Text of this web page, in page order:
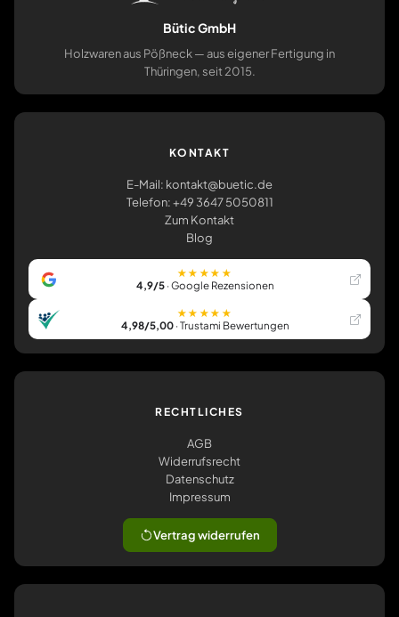
Bütic GmbH
Holzwaren aus Pößneck — aus eigener Fertigung in
Thüringen, seit 2015.
KONTAKT
E-Mail: kontakt@buetic.de
Telefon: +49 3647 5050811
Zum Kontakt
Blog
★★★★★
4,9/5· Google Rezensionen
★★★★★
4,98/5,00· Trustami Bewertungen
RECHTLICHES
AGB
Widerrufsrecht
Datenschutz
Impressum
Vertrag widerrufen